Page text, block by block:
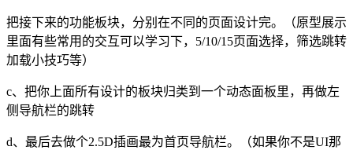
把接下来的功能板块，分别在不同的页面设计完。（原型展示
里面有些常用的交互可以学习下，5/10/15页面选择，筛选跳转
加载小技巧等）
c、把你上面所有设计的板块归类到一个动态面板里，再做左
侧导航栏的跳转
d、最后去做个2.5D插画最为首页导航栏。（如果你不是UI那